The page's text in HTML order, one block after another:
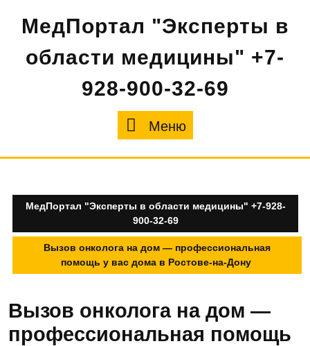
содержимому
МедПортал "Эксперты в
области медицины" +7-
928-900-32-69
Меню
МедПортал "Эксперты в области медицины" +7-928-
900-32-69
Вызов онколога на дом — профессиональная
помощь у вас дома в Ростове-на-Дону
Вызов онколога на дом —
профессиональная помощь